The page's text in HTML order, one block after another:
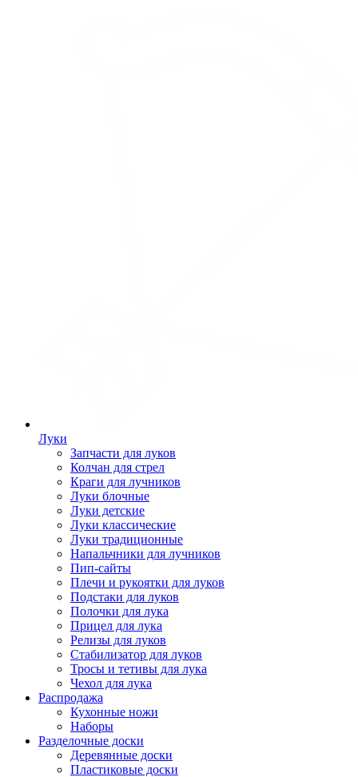
Луки
Запчасти для луков
Колчан для стрел
Краги для лучников
Луки блочные
Луки детские
Луки классические
Луки традиционные
Напальчники для лучников
Пип-сайты
Плечи и рукоятки для луков
Подстаки для луков
Полочки для лука
Прицел для лука
Релизы для луков
Стабилизатор для луков
Тросы и тетивы для лука
Чехол для лука
Распродажа
Кухонные ножи
Наборы
Разделочные доски
Деревянные доски
Пластиковые доски